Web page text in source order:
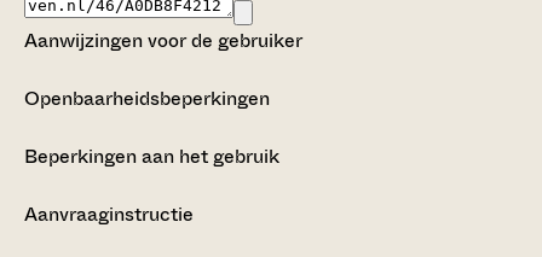
Aanwijzingen voor de gebruiker
Openbaarheidsbeperkingen
Beperkingen aan het gebruik
Aanvraaginstructie